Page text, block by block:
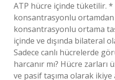
ATP hücre içinde tüketilir.
konsantrasyonlu
konsantrasyonlu ortama
içinde ve dışında bilateral
Sadece canlı hücrelerde
harcanır mı? Hücre zarları
ve pasif taşıma olarak ikiye